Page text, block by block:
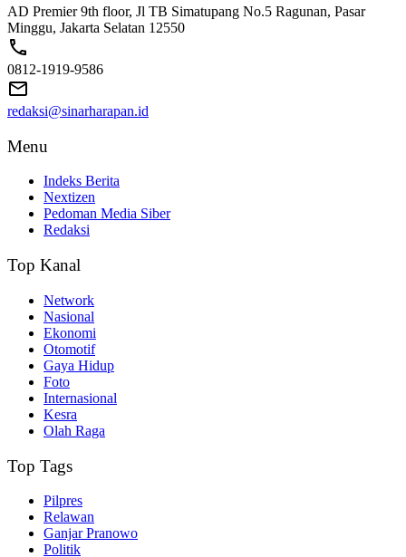
AD Premier 9th floor, Jl TB Simatupang No.5 Ragunan, Pasar
Minggu, Jakarta Selatan 12550
0812-1919-9586
redaksi@sinarharapan.id
Menu
Indeks Berita
Nextizen
Pedoman Media Siber
Redaksi
Top Kanal
Network
Nasional
Ekonomi
Otomotif
Gaya Hidup
Foto
Internasional
Kesra
Olah Raga
Top Tags
Pilpres
Relawan
Ganjar Pranowo
Politik